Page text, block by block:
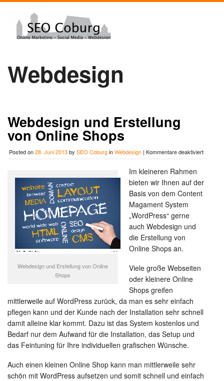
Webdesign
Webdesign und Erstellung
von Online Shops
Posted on28. Juni 2013by SEO CoburginWebdesign | Kommentare deaktiviertfür
von
Webdesign und Erstellung von Online
Shops
Im kleineren Rahmen
bieten wir Ihnen auf der
Basis von dem Content
Magament System
„WordPress“ gerne
auch Webdesign und
die Erstellung von
Online Shops an.
Viele große Webseiten
oder kleinere Online
Shops greifen
mittlerweile auf WordPress zurück, da man es sehr einfach
pflegen kann und der Kunde nach der Installation sehr schnell
damit alleine klar kommt. Dazu ist das System kostenlos und
Bedarf nur dem Aufwand für die Installation, das Setup und
das Feintuning für Ihre individuellen grafischen Wünsche.
Auch einen kleinen Online Shop kann man mittlerweile sehr
schön mit WordPress aufsetzen und somit schnell und einfach